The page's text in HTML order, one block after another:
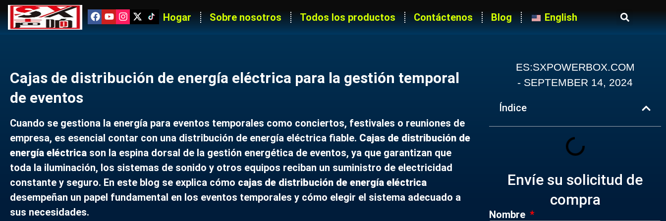
Hogar Sobre nosotros Todos los productos Contáctenos Blog English
Cajas de distribución de energía eléctrica para la gestión temporal
de eventos
Cuando se gestiona la energía para eventos temporales como conciertos, festivales o reuniones de
empresa, es esencial contar con una distribución de energía eléctrica fiable. Cajas de distribución de
energía eléctrica son la espina dorsal de la gestión energética de eventos, ya que garantizan que
toda la iluminación, los sistemas de sonido y otros equipos reciban un suministro de electricidad
constante y seguro. En este blog se explica cómo cajas de distribución de energía eléctrica
desempeñan un papel fundamental en los eventos temporales y cómo elegir el sistema adecuado a
sus necesidades.
ES:SXPOWERBOX.COM
- SEPTEMBER 14, 2024
Índice
Envíe su solicitud de
compra
Nombre